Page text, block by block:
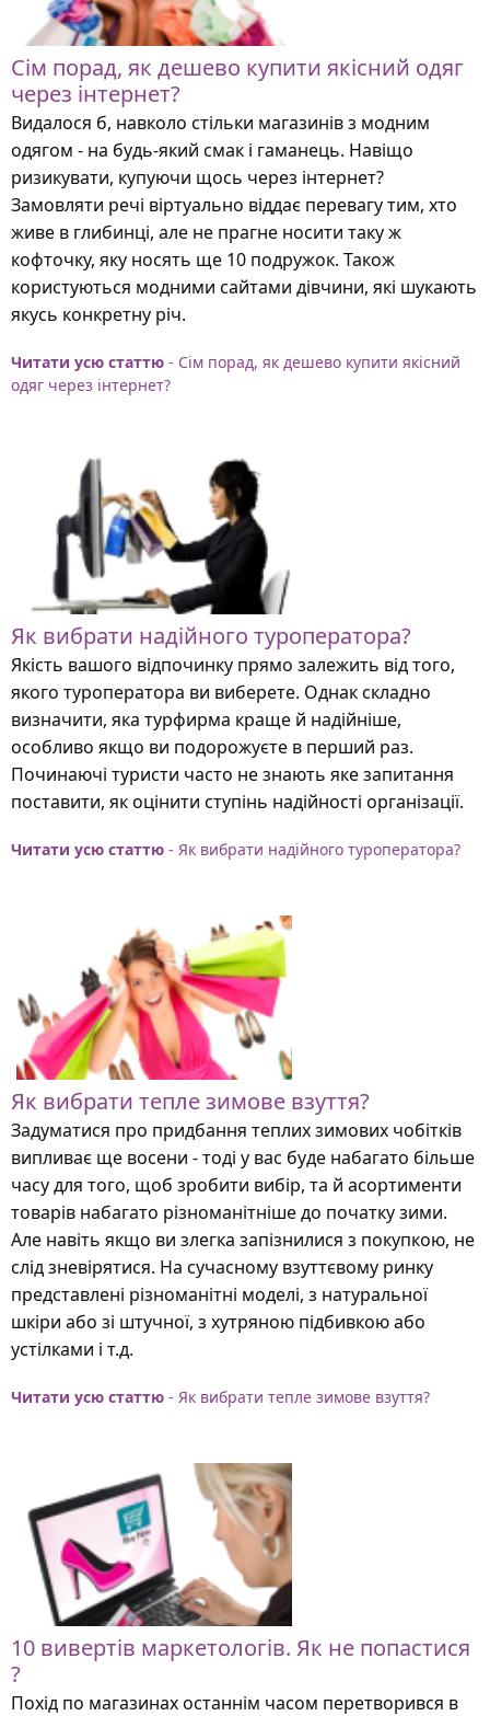
Сім порад, як дешево купити якісний одяг
через інтернет?
Видалося б, навколо стільки магазинів з модним
одягом - на будь-який смак і гаманець. Навіщо
ризикувати, купуючи щось через інтернет?
Замовляти речі віртуально віддає перевагу тим, хто
живе в глибинці, але не прагне носити таку ж
кофточку, яку носять ще 10 подружок. Також
користуються модними сайтами дівчини, які шукають
якусь конкретну річ.
Читати усю статтю - Сім порад, як дешево купити якісний
одяг через інтернет?
Як вибрати надійного туроператора?
Якість вашого відпочинку прямо залежить від того,
якого туроператора ви виберете. Однак складно
визначити, яка турфирма краще й надійніше,
особливо якщо ви подорожуєте в перший раз.
Починаючі туристи часто не знають яке запитання
поставити, як оцінити ступінь надійності організації.
Читати усю статтю - Як вибрати надійного туроператора?
Як вибрати тепле зимове взуття?
Задуматися про придбання теплих зимових чобітків
випливає ще восени - тоді у вас буде набагато більше
часу для того, щоб зробити вибір, та й асортименти
товарів набагато різноманітніше до початку зими.
Але навіть якщо ви злегка запізнилися з покупкою, не
слід зневірятися. На сучасному взуттєвому ринку
представлені різноманітні моделі, з натуральної
шкіри або зі штучної, з хутряною підбивкою або
устілками і т.д.
Читати усю статтю - Як вибрати тепле зимове взуття?
10 вивертів маркетологів. Як не попастися
?
Похід по магазинах останнім часом перетворився в